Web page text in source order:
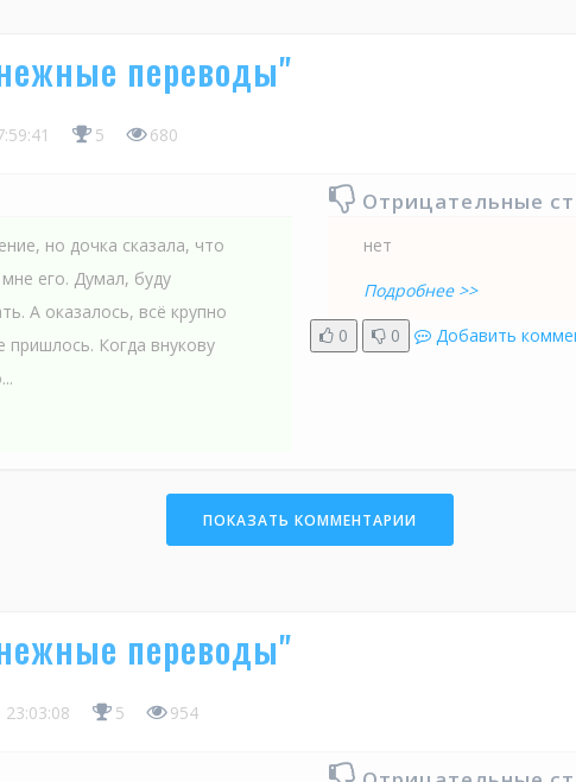
переводы"
5 680
но дочка сказала, что
его. Думал, буду
А оказалось, всё крупно
пришлось. Когда внукову
Отрицательные
нет
Подробнее >>
0
0 Добавить
ПОКАЗАТЬ КОММЕНТАРИИ
переводы"
5 954